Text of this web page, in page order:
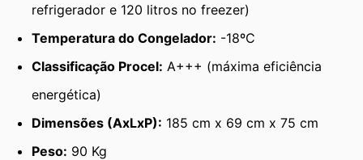
refrigerador e 120 litros no freezer)
Temperatura do Congelador: -18ºC
Classificação Procel: A+++ (máxima eficiência
energética)
Dimensões (AxLxP): 185 cm x 69 cm x 75 cm
Peso: 90 Kg